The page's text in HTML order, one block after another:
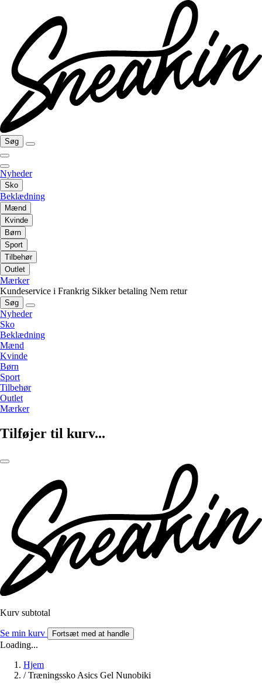
Søg
Nyheder
Sko
Beklædning
Mænd
Kvinde
Børn
Sport
Tilbehør
Outlet
Mærker
Kundeservice i Frankrig Sikker betaling Nem retur
Søg
Nyheder
Sko
Beklædning
Mænd
Kvinde
Børn
Sport
Tilbehør
Outlet
Mærker
Tilføjer til kurv...
Kurv subtotal
Se min kurv Fortsæt med at handle
Loading...
Hjem
/ Træningssko Asics Gel Nunobiki